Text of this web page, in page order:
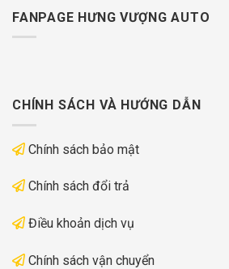
FANPAGE HƯNG VƯỢNG AUTO
CHÍNH SÁCH VÀ HƯỚNG DẪN
Chính sách bảo mật
Chính sách đổi trả
Điều khoản dịch vụ
Chính sách vận chuyển